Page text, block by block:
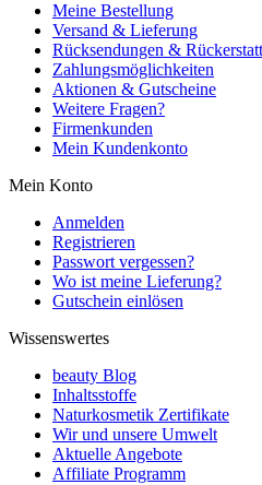
Meine Bestellung
Versand & Lieferung
Rücksendungen &
Zahlungsmöglichkeiten
Aktionen & Gutscheine
Weitere Fragen?
Firmenkunden
Mein Kundenkonto
Mein Konto
Anmelden
Registrieren
Passwort vergessen?
Wo ist meine Lieferung?
Gutschein einlösen
Wissenswertes
beauty Blog
Inhaltsstoffe
Naturkosmetik Zertifikate
Wir und unsere Umwelt
Aktuelle Angebote
Affiliate Programm